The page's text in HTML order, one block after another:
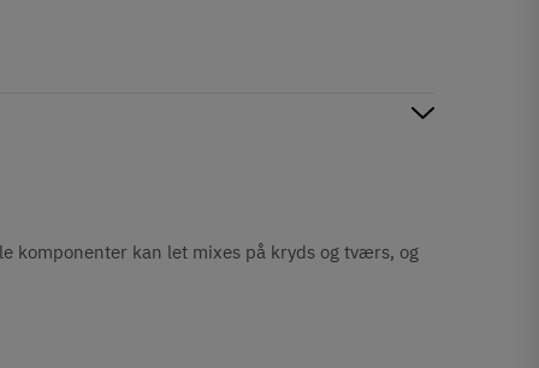
komponenter kan let mixes på kryds og tværs, og